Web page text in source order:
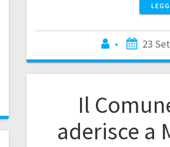
• 23
Il
aderisce a